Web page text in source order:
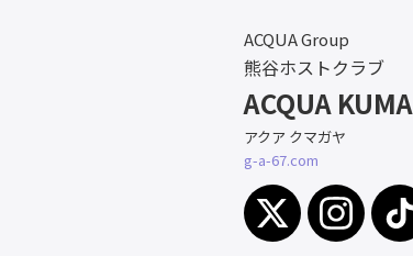
ACQUA Group
熊谷ホストクラブ
ACQUA
アクア クマガヤ
g-a-67.com